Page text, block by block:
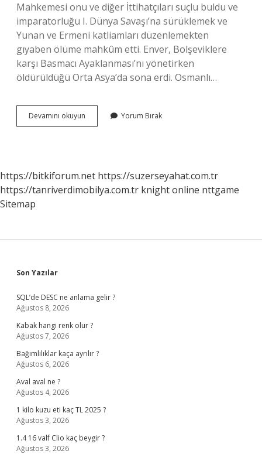
Mahkemesi onu ve diğer İttihatçıları suçlu buldu ve
imparatorluğu I. Dünya Savaşı’na sürüklemek ve
Yunan ve Ermeni katliamları düzenlemekten
gıyaben ölüme mahkûm etti. Enver, Bolşeviklere
karşı Basmacı Ayaklanması’nı yönetirken
öldürüldüğü Orta Asya’da sona erdi. Osmanlı…
Devamını okuyun
Paşa
Yorum Bırak
https://bitkiforum.net https://suzerseyahat.com.tr
https://tanriverdimobilya.com.tr knight online nttgame
Sitemap
Sidebar
Son Yazılar
SQL’de DESC ne anlama gelir ?
Ağustos 8, 2026
Kabak hangi renk olur ?
Ağustos 7, 2026
Bağımlılıklar kaça ayrılır ?
Ağustos 6, 2026
Aval aval ne ?
Ağustos 4, 2026
1 kilo kuzu eti kaç TL 2025 ?
Ağustos 3, 2026
1.4 16 valf Clio kaç beygir ?
Ağustos 3, 2026